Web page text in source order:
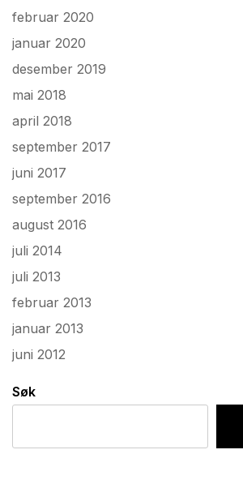
februar 2020
januar 2020
desember 2019
mai 2018
april 2018
september 2017
juni 2017
september 2016
august 2016
juli 2014
juli 2013
februar 2013
januar 2013
juni 2012
Søk